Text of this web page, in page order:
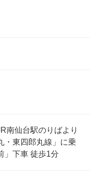
南仙台駅のりばより
・東四郎丸線」に乗
下車 徒歩1分